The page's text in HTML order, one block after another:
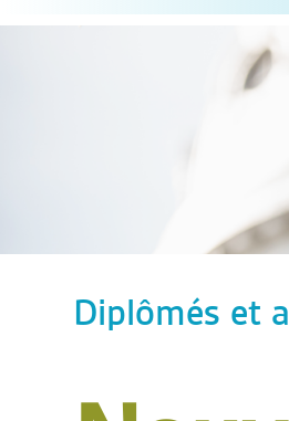
Diplômés et